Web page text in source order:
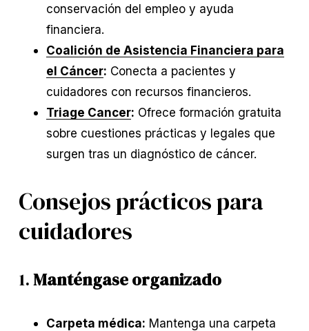
conservación del empleo y ayuda
financiera.
Coalición de Asistencia Financiera para
el Cáncer: Conecta a pacientes y
cuidadores con recursos financieros.
Triage Cancer: Ofrece formación gratuita
sobre cuestiones prácticas y legales que
surgen tras un diagnóstico de cáncer.
Consejos prácticos para
cuidadores
1.Manténgase organizado
Carpeta médica: Mantenga una carpeta